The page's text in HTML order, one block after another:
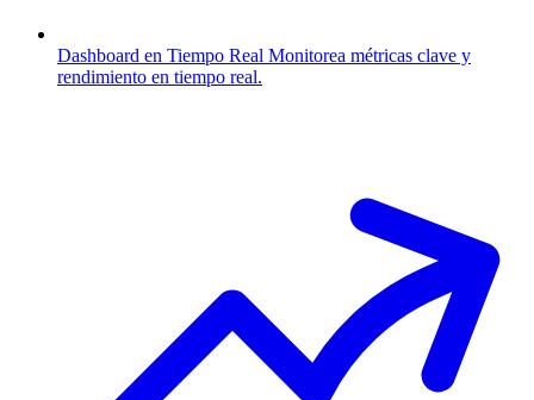
Dashboard en Tiempo Real Monitorea métricas clave y
rendimiento en tiempo real.